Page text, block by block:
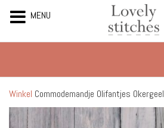
de
inhoud
Winkel Commodemandje Olifantjes Okergeel
MENU